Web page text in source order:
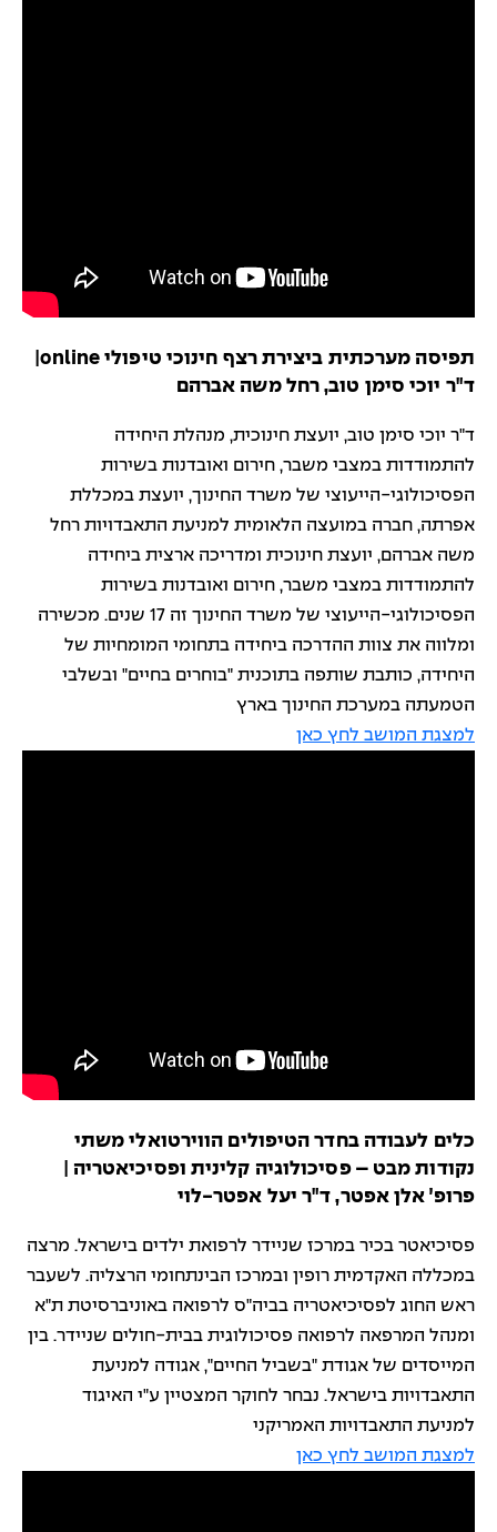
תפיסה מערכתית ביצירת רצף חינוכי טיפולי online|
ד"ר יוכי סימן טוב, רחל משה אברהם
ד"ר יוכי סימן טוב, יועצת חינוכית, מנהלת היחידה
להתמודדות במצבי משבר, חירום ואובדנות בשירות
הפסיכולוגי-הייעוצי של משרד החינוך, יועצת במכללת
אפרתה, חברה במועצה הלאומית למניעת התאבדויות רחל
משה אברהם, יועצת חינוכית ומדריכה ארצית ביחידה
להתמודדות במצבי משבר, חירום ואובדנות בשירות
הפסיכולוגי-הייעוצי של משרד החינוך זה 17 שנים. מכשירה
ומלווה את צוות ההדרכה ביחידה בתחומי המומחיות של
היחידה, כותבת שותפה בתוכנית "בוחרים בחיים" ובשלבי
הטמעתה במערכת החינוך בארץ
למצגת המושב לחץ כאן
כלים לעבודה בחדר הטיפולים הווירטואלי משתי
נקודות מבט – פסיכולוגיה קלינית ופסיכיאטריה |
פרופ׳ אלן אפטר, ד"ר יעל אפטר-לוי
פסיכיאטר בכיר במרכז שניידר לרפואת ילדים בישראל. מרצה
במכללה האקדמית רופין ובמרכז הבינתחומי הרצליה. לשעבר
ראש החוג לפסיכיאטריה בביה"ס לרפואה באוניברסיטת ת"א
ומנהל המרפאה לרפואה פסיכולוגית בבית-חולים שניידר. בין
המייסדים של אגודת "בשביל החיים", אגודה למניעת
התאבדויות בישראל. נבחר לחוקר המצטיין ע"י האיגוד
למניעת התאבדויות האמריקני
למצגת המושב לחץ כאן